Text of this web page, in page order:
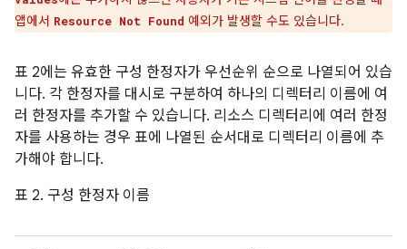
앱에서 Resource Not Found 예외가 발생할 수도 있습니다.
표 2에는 유효한 구성 한정자가 우선순위 순으로 나열되어 있습
니다. 각 한정자를 대시로 구분하여 하나의 디렉터리 이름에 여
러 한정자를 추가할 수 있습니다. 리소스 디렉터리에 여러 한정
자를 사용하는 경우 표에 나열된 순서대로 디렉터리 이름에 추
가해야 합니다.
표 2. 구성 한정자 이름